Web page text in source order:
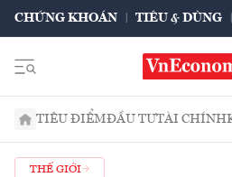
CHỨNG KHOÁN TIÊU & DÙNG
TIÊU ĐIỂMĐẦU TƯTÀI CHÍNH
THẾ GIỚI